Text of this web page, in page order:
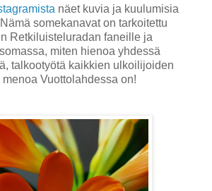
näet kuvia ja kuulumisia
somekanavat on tarkoitettu
Retkiluisteluradan faneille ja
miten hienoa yhdessä
talkootyötä kaikkien ulkoilijoiden
Vuottolahdessa on!